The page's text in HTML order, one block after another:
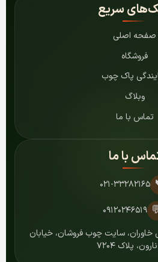
سریع
صفحه اصلی
فروشگاه
پاک چوب
وبلاگ
تماس با ما
با ما
۰۲۱-۳۳۲۸۲۱۶۵
۰۹۱۲۰۲۴۶۵۱۹
خاوران، سایت چوب فروشان، خیابان
نارون، پلاک ۷۲۰۴